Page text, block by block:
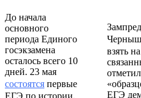
До начала
основного
периода Единого
госэкзамена
осталось всего 10
дней. 23 мая
состоятся первые
ЕГЭ по истории,
взять
ЕГЭ